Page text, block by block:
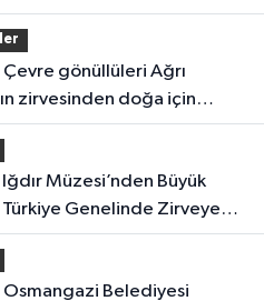
Buluştu
zirvesinden doğa için
Türkiye Genelinde Zirveye